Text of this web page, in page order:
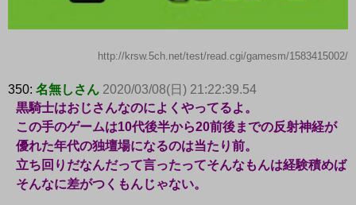
http://krsw.5ch.net/test/read.cgi/gamesm/1583415002/
350: 名無しさん 2020/03/08(日) 21:22:39.54
黒騎士はおじさんなのによくやってるよ。
この手のゲームは10代後半から20前後までの反射神経が
優れた年代の独壇場になるのは当たり前。
立ち回りだなんだって言ったってそんなもんは経験積めば
そんなに差がつくもんじゃない。